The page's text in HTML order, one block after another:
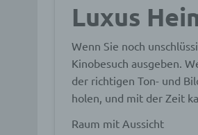
Luxus
Wenn Sie noch
Kinobesuch ausgeben.
der richtigen Ton- und
holen, und mit der Zeit
Raum mit Aussicht